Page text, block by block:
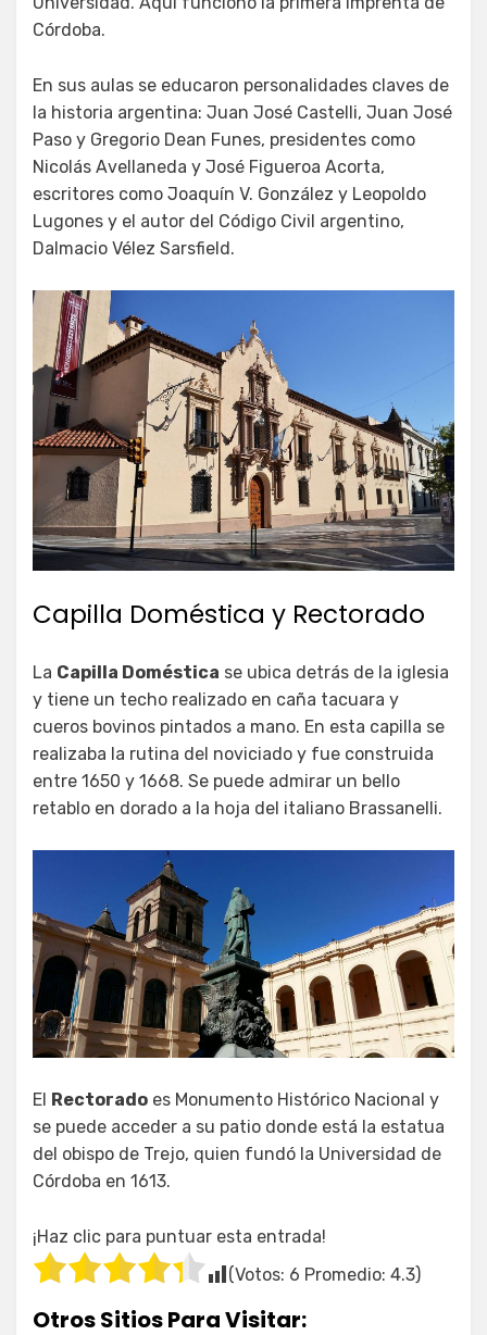
Córdoba.
En sus aulas se educaron personalidades claves de
la historia argentina: Juan José Castelli, Juan José
Paso y Gregorio Dean Funes, presidentes como
Nicolás Avellaneda y José Figueroa Acorta,
escritores como Joaquín V. González y Leopoldo
Lugones y el autor del Código Civil argentino,
Dalmacio Vélez Sarsfield.
Capilla Doméstica y Rectorado
La Capilla Doméstica se ubica detrás de la iglesia
y tiene un techo realizado en caña tacuara y
cueros bovinos pintados a mano. En esta capilla se
realizaba la rutina del noviciado y fue construida
entre 1650 y 1668. Se puede admirar un bello
retablo en dorado a la hoja del italiano Brassanelli.
El Rectorado es Monumento Histórico Nacional y
se puede acceder a su patio donde está la estatua
del obispo de Trejo, quien fundó la Universidad de
Córdoba en 1613.
¡Haz clic para puntuar esta entrada!
(Votos: 6 Promedio: 4.3)
Otros Sitios Para Visitar: